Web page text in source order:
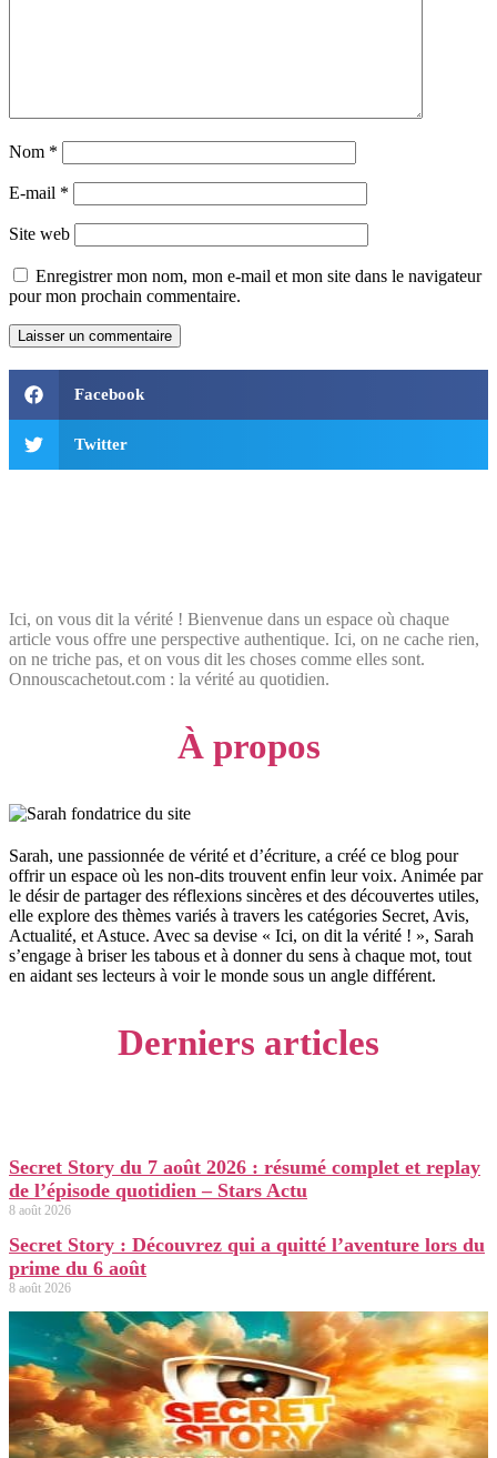
Nom *
E-mail *
Site web
Enregistrer mon nom, mon e-mail et mon site dans le navigateur
pour mon prochain commentaire.
Facebook
Twitter
Ici, on vous dit la vérité ! Bienvenue dans un espace où chaque
article vous offre une perspective authentique. Ici, on ne cache rien,
on ne triche pas, et on vous dit les choses comme elles sont.
Onnouscachetout.com : la vérité au quotidien.
À propos
Sarah, une passionnée de vérité et d’écriture, a créé ce blog pour
offrir un espace où les non-dits trouvent enfin leur voix. Animée par
le désir de partager des réflexions sincères et des découvertes utiles,
elle explore des thèmes variés à travers les catégories Secret, Avis,
Actualité, et Astuce. Avec sa devise « Ici, on dit la vérité ! », Sarah
s’engage à briser les tabous et à donner du sens à chaque mot, tout
en aidant ses lecteurs à voir le monde sous un angle différent.
Derniers articles
Secret Story du 7 août 2026 : résumé complet et replay
de l’épisode quotidien – Stars Actu
8 août 2026
Secret Story : Découvrez qui a quitté l’aventure lors du
prime du 6 août
8 août 2026